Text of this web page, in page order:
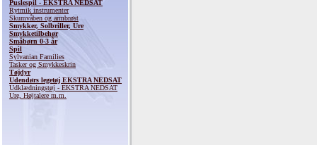
Puslespil - EKSTRA NEDSAT
Rytmik instrumenter
Skumvåben og armbrøst
Smykker, Solbriller, Ure
Smykketilbehør
Småbørn 0-3 år
Spil
Sylvanian Families
Tasker og Smykkeskrin
Tøjdyr
Udendørs legetøj EKSTRA NEDSAT
Udklædningstøj - EKSTRA NEDSAT
Ure, Højtalere m.m.